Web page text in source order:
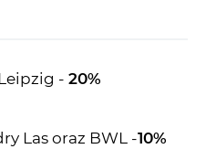
- 20%
Las oraz BWL -10%